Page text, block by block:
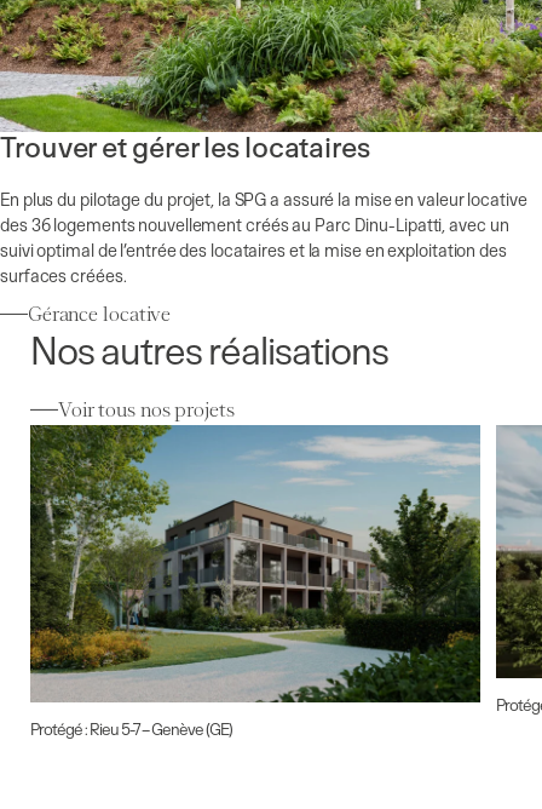
Trouver et gérer les locataires
En plus du pilotage du projet, la SPG a assuré la mise en valeur locative
des 36 logements nouvellement créés au Parc Dinu-Lipatti, avec un
suivi optimal de l’entrée des locataires et la mise en exploitation des
surfaces créées.
Gérance locative
Nos autres réalisations
Voir tous nos projets
Protégé : Rieu 5-7 – Genève (GE)